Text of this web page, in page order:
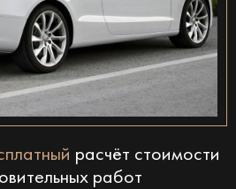
расчёт стоимости
работ